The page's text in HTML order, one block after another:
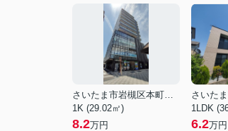
さいたま市岩槻区本町１丁目
1K (29.02㎡)
8.2万円
1LDK
6.2万円